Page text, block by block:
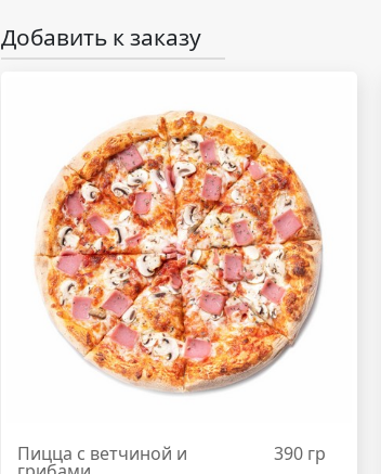
Добавить к заказу
Пицца с ветчиной и 390 гр